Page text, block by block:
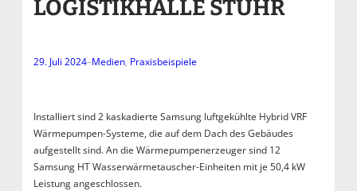
LOGISTIKHALLE STUHR
29. Juli 2024–Medien, Praxisbeispiele
Installiert sind 2 kaskadierte Samsung luftgekühlte Hybrid VRF
Wärmepumpen-Systeme, die auf dem Dach des Gebäudes
aufgestellt sind. An die Wärmepumpenerzeuger sind 12
Samsung HT Wasserwärmetauscher-Einheiten mit je 50,4 kW
Leistung angeschlossen.